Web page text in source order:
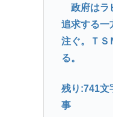
政府はラ
追求する一
注ぐ。ＴＳ
る。
残り:741文
事